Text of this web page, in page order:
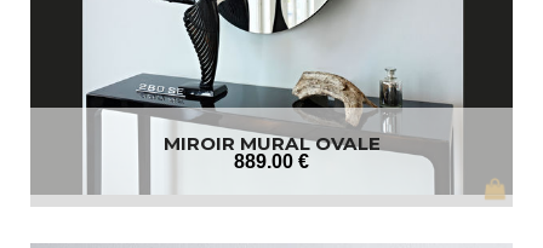
MIROIR MURAL OVALE
889.00 €